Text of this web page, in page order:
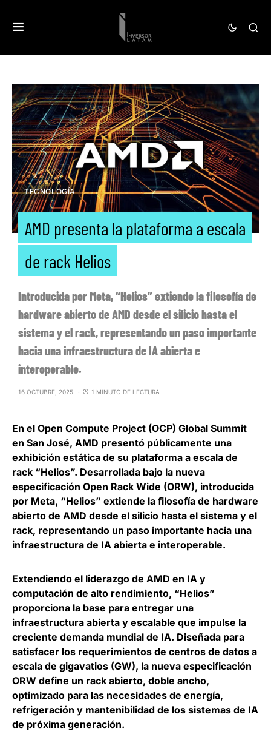
TECNOLOGÍA
AMD presenta la plataforma a escala
de rack Helios
Introducida por Meta, “Helios” extiende la filosofía de
hardware abierto de AMD desde el silicio hasta el
sistema y el rack, representando un paso importante
hacia una infraestructura de IA abierta e
interoperable.
16 OCTUBRE, 2025 1 MINUTO DE LECTURA
En el Open Compute Project (OCP) Global Summit
en San José, AMD presentó públicamente una
exhibición estática de su plataforma a escala de
rack “Helios”. Desarrollada bajo la nueva
especificación Open Rack Wide (ORW), introducida
por Meta, “Helios” extiende la filosofía de hardware
abierto de AMD desde el silicio hasta el sistema y el
rack, representando un paso importante hacia una
infraestructura de IA abierta e interoperable.
Extendiendo el liderazgo de AMD en IA y
computación de alto rendimiento, “Helios”
proporciona la base para entregar una
infraestructura abierta y escalable que impulse la
creciente demanda mundial de IA. Diseñada para
satisfacer los requerimientos de centros de datos a
escala de gigavatios (GW), la nueva especificación
ORW define un rack abierto, doble ancho,
optimizado para las necesidades de energía,
refrigeración y mantenibilidad de los sistemas de IA
de próxima generación.